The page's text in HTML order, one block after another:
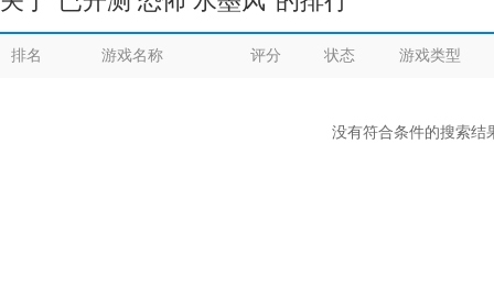
排名 游戏名称 评分 状态 游戏类型
没有符合条件的搜索结